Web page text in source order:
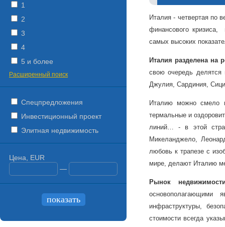
Италия - четвертая по
финансового
самых высоких
Италия разделена на
свою очередь делятся
Джулия, Сардиния,
Италию можно смело
термальные и
линий… - в этой
Микеланджело,
любовь к трапезе с
мире, делают Италию
Рынок
основополагающими
инфраструктуры,
стоимости всегда
1
2
3
4
5 и более
Расширенный поиск
Спецпредложения
Инвестиционный проект
Элитная недвижимость
Цена, EUR
—